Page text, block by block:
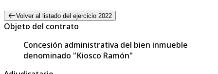
Volver al listado del ejercicio 2022
Objeto del contrato
Concesión administrativa del bien inmueble
denominado "Kiosco Ramón"